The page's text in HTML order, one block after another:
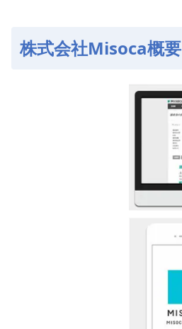
株式会社Misoca概要